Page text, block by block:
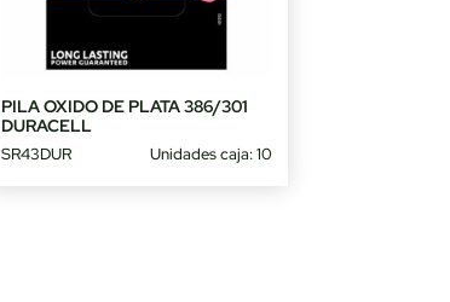
PILA OXIDO DE PLATA 386/301
DURACELL
SR43DUR Unidades caja: 10